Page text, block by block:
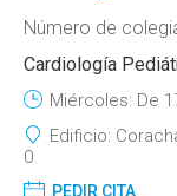
Número de
Cardiología
Miércoles: De
Edificio:
0
PEDIR CITA